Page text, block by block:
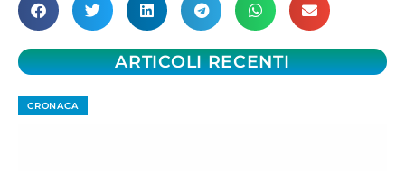
ARTICOLI RECENTI
CRONACA